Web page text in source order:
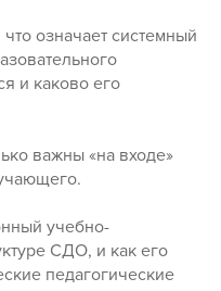
означает системный
и каково его
важны «на входе»
учебно-
СДО, и как его
педагогические